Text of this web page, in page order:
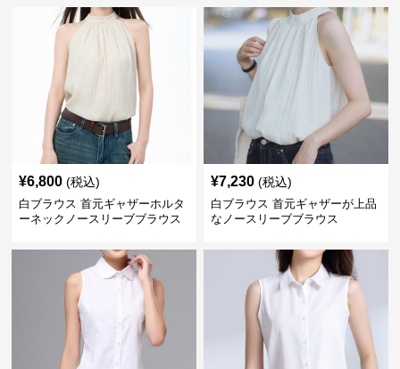
¥6,800 (税込)
白ブラウス 首元ギャザーホルタ
ーネックノースリーブブラウス
¥7,230 (税込)
白ブラウス 首元ギャザーが上品
なノースリーブブラウス